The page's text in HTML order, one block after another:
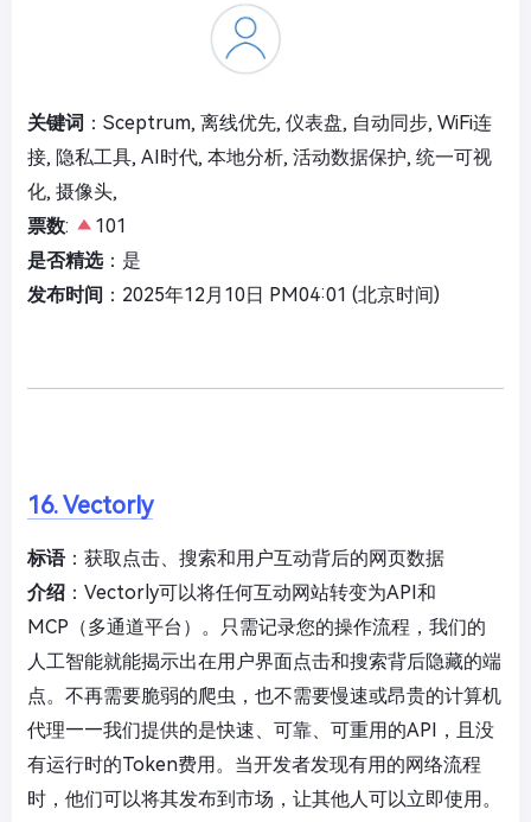
关键词 ：Sceptrum, 离线优先, 仪表盘, 自动同步, WiFi连
接, 隐私工具, AI时代, 本地分析, 活动数据保护, 统一可视
化, 摄像头,
票数:
101
是否精选：是
发布时间 ：2025年12月10日 PM04:01 (北京时间)
16. Vectorly
标语：获取点击、搜索和用户互动背后的网页数据
介绍 ：Vectorly可以将任何互动网站转变为API和
MCP（多通道平台）。只需记录您的操作流程，我们的
人工智能就能揭示出在用户界面点击和搜索背后隐藏的端
点。不再需要脆弱的爬虫，也不需要慢速或昂贵的计算机
代理——我们提供的是快速、可靠、可重用的API，且没
有运行时的Token费用。当开发者发现有用的网络流程
时，他们可以将其发布到市场，让其他人可以立即使用。